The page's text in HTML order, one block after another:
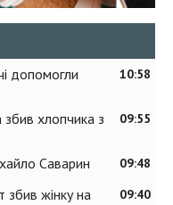
10:58
допомогли
09:55
хлопчика з
09:48
Саварин
09:40
збив жінку на